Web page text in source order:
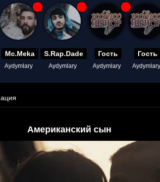
Mc.Meka
Aydymlary
S.Rap.Dade
Aydymlary
Гость
Aydymlary
Гость
Aydymlary
Американский сын